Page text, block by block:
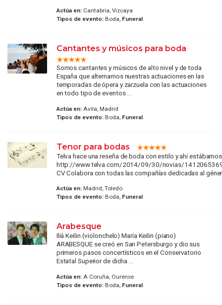
Actúa en:Cantabria, Vizcaya
Tipos de evento:Boda, Funeral
Cantantes y músicos para boda
Somos cantantes y músicos de alto nivel y de toda
España que alternamos nuestras actuaciones en las
temporadas de ópera y zarzuela con las actuaciones
en todo tipo de eventos ...
Actúa en:Avila, Madrid
Tipos de evento:Boda, Funeral
Tenor para bodas
Telva hace una reseña de boda con estilo y ahí
http://www.telva.com/2014/09/30/novias/
CV Colabora con todas las compañías dedicadas al
Actúa en:Madrid, Toledo
Tipos de evento:Boda, Funeral
Arabesque
Iliá Keilin (violonchelo) María Keilin (piano)
ARABESQUE se creó en San Petersburgo y dio sus
primeros pasos concertísticos en el Conservatorio
Estatal Superior de dicha ...
Actúa en:A Coruña, Ourense
Tipos de evento:Boda, Funeral